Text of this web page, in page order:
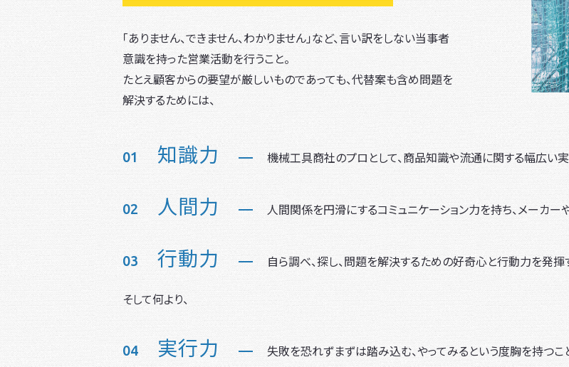
「ありません、できません、わかりません」など、言い訳をしない当事者
意識を持った営業活動を行うこと。
たとえ顧客からの要望が厳しいものであっても、代替案も含め問題を
解決するためには、
01 知識力 機械工具商社のプロとして、商品知識や流通に関する幅広い
02 人間力 人間関係を円滑にするコミュニケーション力を持ち、メーカ
03 行動力 自ら調べ、探し、問題を解決するための好奇心と行動力を発揮
そして何より、
04 実行力 失敗を恐れずまずは踏み込む、やってみるという度胸を持つこ